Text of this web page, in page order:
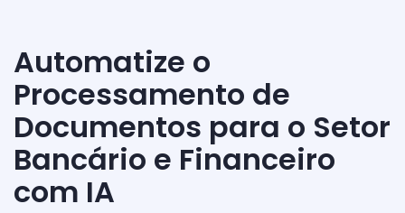
Automatize o
Processamento de
Documentos para o Setor
Bancário e Financeiro
com IA